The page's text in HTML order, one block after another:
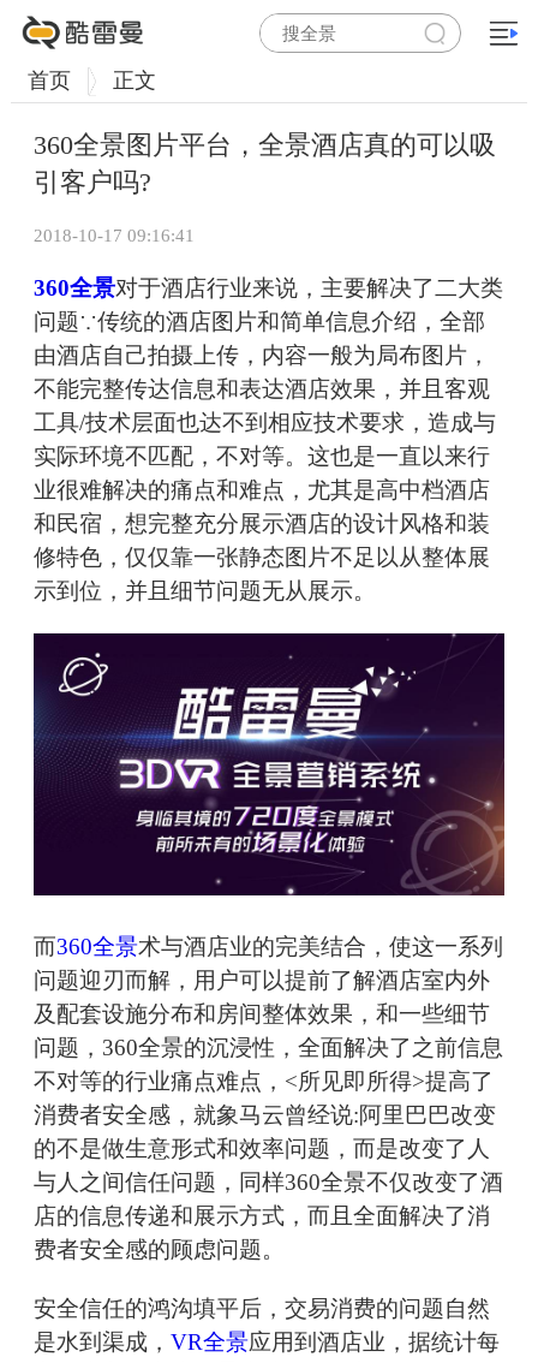
首页 正文
360全景图片平台，全景酒店真的可以吸
引客户吗?
2018-10-17 09:16:41
360全景对于酒店行业来说，主要解决了二大类
问题∵传统的酒店图片和简单信息介绍，全部
由酒店自己拍摄上传，内容一般为局布图片，
不能完整传达信息和表达酒店效果，并且客观
工具/技术层面也达不到相应技术要求，造成与
实际环境不匹配，不对等。这也是一直以来行
业很难解决的痛点和难点，尤其是高中档酒店
和民宿，想完整充分展示酒店的设计风格和装
修特色，仅仅靠一张静态图片不足以从整体展
示到位，并且细节问题无从展示。
而360全景术与酒店业的完美结合，使这一系列
问题迎刃而解，用户可以提前了解酒店室内外
及配套设施分布和房间整体效果，和一些细节
问题，360全景的沉浸性，全面解决了之前信息
不对等的行业痛点难点，<所见即所得>提高了
消费者安全感，就象马云曾经说:阿里巴巴改变
的不是做生意形式和效率问题，而是改变了人
与人之间信任问题，同样360全景不仅改变了酒
店的信息传递和展示方式，而且全面解决了消
费者安全感的顾虑问题。
安全信任的鸿沟填平后，交易消费的问题自然
是水到渠成， VR全景应用到酒店业，据统计每